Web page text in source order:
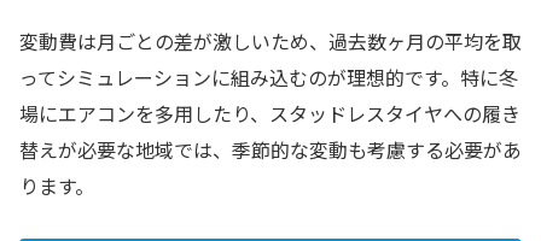
変動費は月ごとの差が激しいため、過去数ヶ月の平均を取
ってシミュレーションに組み込むのが理想的です。特に冬
場にエアコンを多用したり、スタッドレスタイヤへの履き
替えが必要な地域では、季節的な変動も考慮する必要があ
ります。